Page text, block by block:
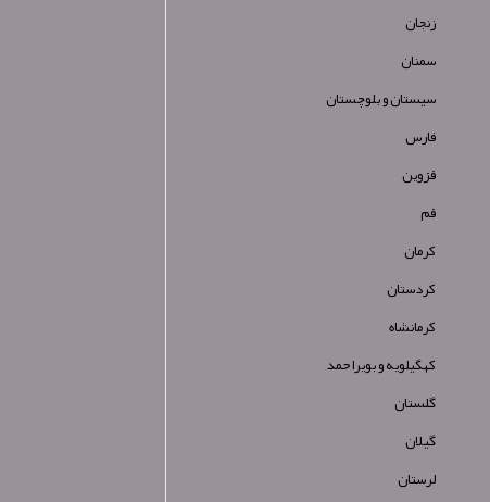
زنجان
سمنان
سیستان و بلوچستان
فارس
قزوین
قم
کرمان
کردستان
کرمانشاه
کهگیلویه و بویراحمد
گلستان
گیلان
لرستان